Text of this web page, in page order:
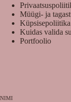
Müügi- ja
Küpsisepoliitika
Kuidas valida
Portfoolio
NIMI